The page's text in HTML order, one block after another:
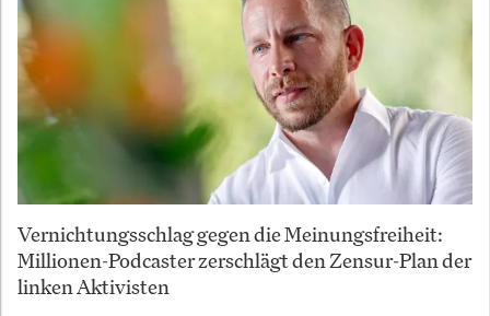
Vernichtungsschlag gegen die Meinungsfreiheit:
Millionen-Podcaster zerschlägt den Zensur-Plan der
linken Aktivisten